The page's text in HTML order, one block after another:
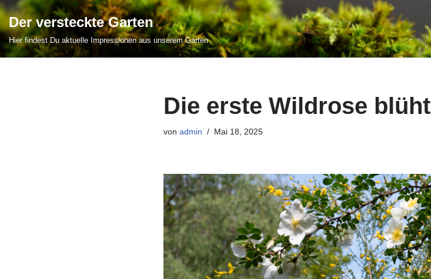
Zum
Inhalt
Der versteckte Garten
Hier findest Du aktuelle Impressionen aus unserem Garten
Die erste Wildrose blüht
von admin Mai 18, 2025